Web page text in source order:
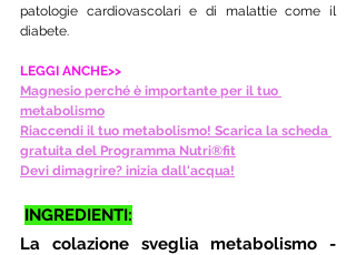
patologie cardiovascolari e di malattie come il
diabete.
LEGGI ANCHE>>
Magnesio perché è importante per il tuo
metabolismo
Riaccendi il tuo metabolismo! Scarica la scheda
gratuita del Programma Nutri®fit
Devi dimagrire? inizia dall'acqua!
INGREDIENTI:
La colazione sveglia metabolismo -